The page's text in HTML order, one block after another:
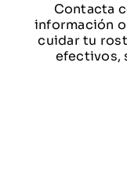
Contacta
información
cuidar tu
efectivos,